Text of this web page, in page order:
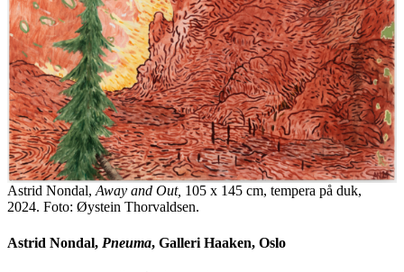
Astrid Nondal, Away and Out, 105 x 145 cm, tempera på duk,
2024. Foto: Øystein Thorvaldsen.
Astrid Nondal, Pneuma, Galleri Haaken, Oslo